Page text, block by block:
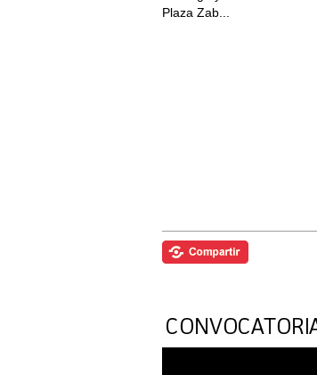
Plaza Zab...